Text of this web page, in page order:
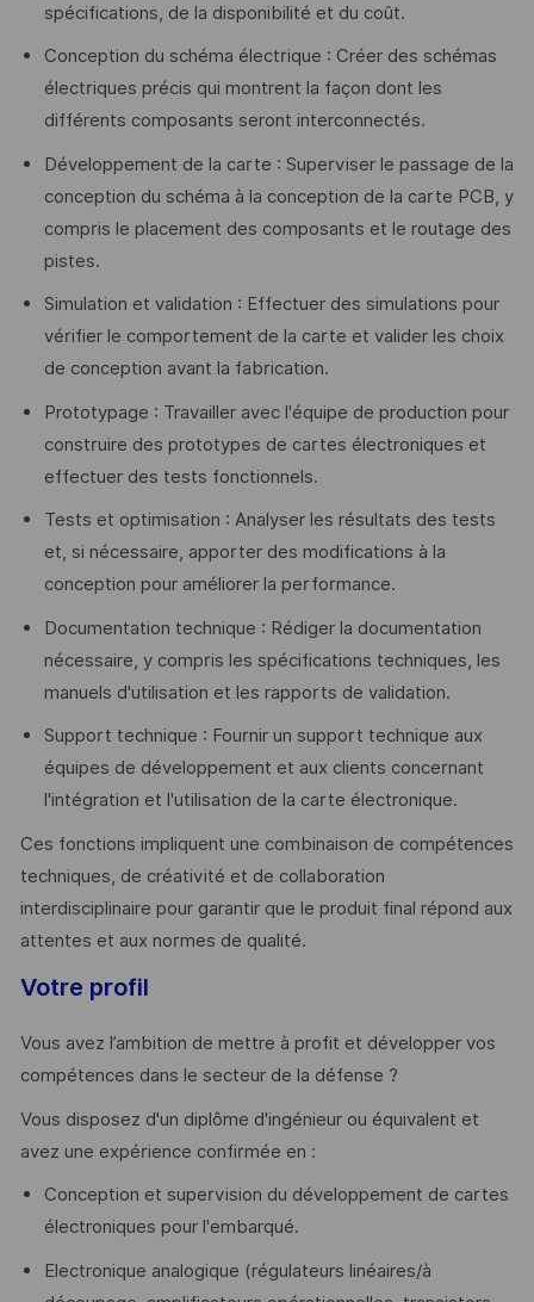
spécifications, de la disponibilité et du coût.
Conception du schéma électrique : Créer des schémas
électriques précis qui montrent la façon dont les
différents composants seront interconnectés.
Développement de la carte : Superviser le passage de la
conception du schéma à la conception de la carte PCB, y
compris le placement des composants et le routage des
pistes.
Simulation et validation : Effectuer des simulations pour
vérifier le comportement de la carte et valider les choix
de conception avant la fabrication.
Prototypage : Travailler avec l'équipe de production pour
construire des prototypes de cartes électroniques et
effectuer des tests fonctionnels.
Tests et optimisation : Analyser les résultats des tests
et, si nécessaire, apporter des modifications à la
conception pour améliorer la performance.
Documentation technique : Rédiger la documentation
nécessaire, y compris les spécifications techniques, les
manuels d'utilisation et les rapports de validation.
Support technique : Fournir un support technique aux
équipes de développement et aux clients concernant
l'intégration et l'utilisation de la carte électronique.
Ces fonctions impliquent une combinaison de compétences
techniques, de créativité et de collaboration
interdisciplinaire pour garantir que le produit final répond aux
attentes et aux normes de qualité.
Votre profil
Vous avez l’ambition de mettre à profit et développer vos
compétences dans le secteur de la défense ?
Vous disposez d'un diplôme d'ingénieur ou équivalent et
avez une expérience confirmée en :
Conception et supervision du développement de cartes
électroniques pour l'embarqué.
Electronique analogique (régulateurs linéaires/à